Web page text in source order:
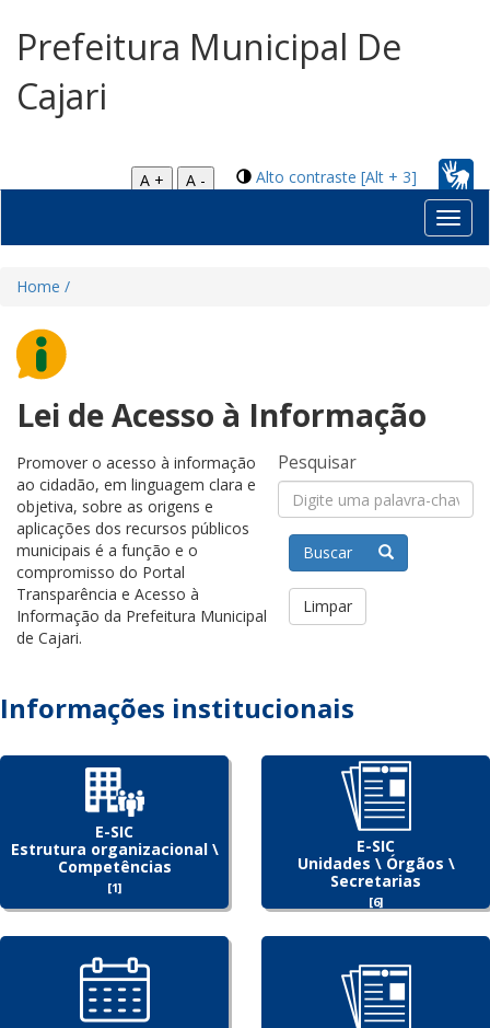
Prefeitura Municipal De
Cajari
Alto contraste [Alt + 3]
A +
A -
Home /
Lei de Acesso à Informação
Pesquisar
Buscar
Limpar
Promover o acesso à informação
ao cidadão, em linguagem clara e
objetiva, sobre as origens e
aplicações dos recursos públicos
municipais é a função e o
compromisso do Portal
Transparência e Acesso à
Informação da Prefeitura Municipal
de Cajari.
Informações institucionais
E-SIC
Estrutura organizacional \
Competências
[1]
E-SIC
Unidades \ Órgãos \
Secretarias
[6]